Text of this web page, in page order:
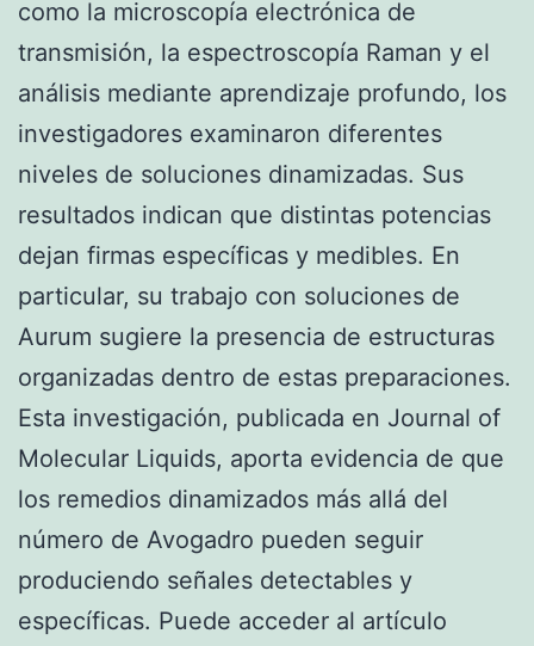
como la microscopía electrónica de
transmisión, la espectroscopía Raman y el
análisis mediante aprendizaje profundo, los
investigadores examinaron diferentes
niveles de soluciones dinamizadas. Sus
resultados indican que distintas potencias
dejan firmas específicas y medibles. En
particular, su trabajo con soluciones de
Aurum sugiere la presencia de estructuras
organizadas dentro de estas preparaciones.
Esta investigación, publicada en Journal of
Molecular Liquids, aporta evidencia de que
los remedios dinamizados más allá del
número de Avogadro pueden seguir
produciendo señales detectables y
específicas. Puede acceder al artículo